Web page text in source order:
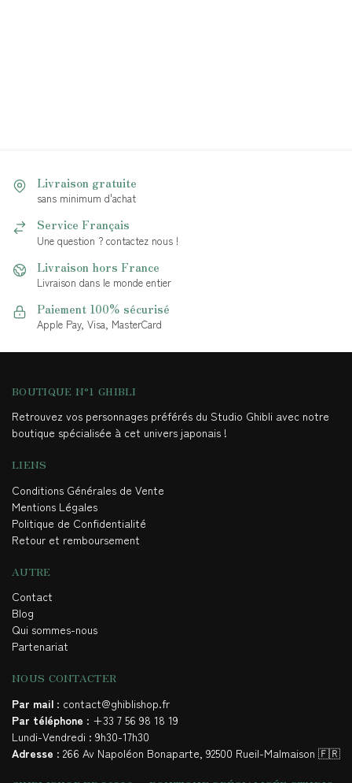
Livraison gratuite
sans minimum d'achat
Service Français
Une question ? contactez nous !
Livraison hors France
Livraison dans le monde entier
Paiement 100% sécurisé
Apple Pay, Visa, MasterCard
BOUTIQUE N°1 GHIBLI
Retrouvez vos personnages préférés du Studio Ghibli avec notre
boutique spécialisée à cet univers japonais !
LIENS
Conditions Générales de Vente
Mentions Légales
Politique de Confidentialité
Retour et remboursement
AUTRE
Contact
Blog
Qui sommes-nous
Partenariat
NOUS CONTACTER
Par mail : contact@ghiblishop.fr
Par téléphone : +33 7 56 98 18 19
Lundi-Vendredi : 9h30-17h30
Adresse : 266 Av Napoléon Bonaparte, 92500 Rueil-Malmaison 🇫🇷